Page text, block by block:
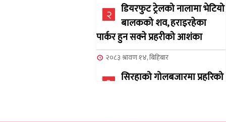
२
डियरफुट ट्रेलको नालामा भेटियो
बालकको शव, हराइरहेका
पार्कर हुन सक्ने प्रहरीको आशंका
२०८३ श्रावण १४, बिहिबार
३
सिरहाको गोलबजारमा प्रहरिको